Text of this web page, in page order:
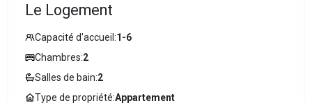
Le Logement
Capacité d'accueil:1-6
Chambres:2
Salles de bain:2
Type de propriété:Appartement